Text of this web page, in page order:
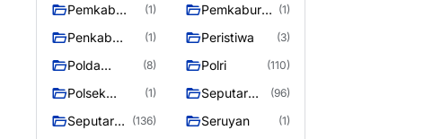
Raya
Raya 4
Pemkab
(1)
Pemkaburun (1)
Penkab
(1) Peristiwa (3)
Polda
(8) Polri (110)
Polsek
Teweh Timur
(1)
Seputar
Murung
(96)
Seputar
(136) Seruyan (1)